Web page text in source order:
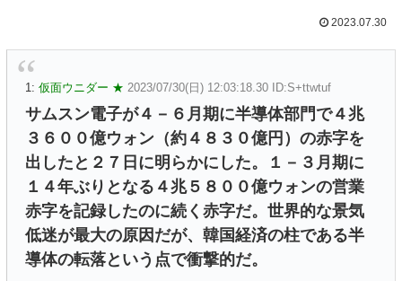
2023.07.30
1: 仮面ウニダー ★ 2023/07/30(日) 12:03:18.30 ID:S+ttwtuf
サムスン電子が４－６月期に半導体部門で４兆
３６００億ウォン（約４８３０億円）の赤字を
出したと２７日に明らかにした。１－３月期に
１４年ぶりとなる４兆５８００億ウォンの営業
赤字を記録したのに続く赤字だ。世界的な景気
低迷が最大の原因だが、韓国経済の柱である半
導体の転落という点で衝撃的だ。